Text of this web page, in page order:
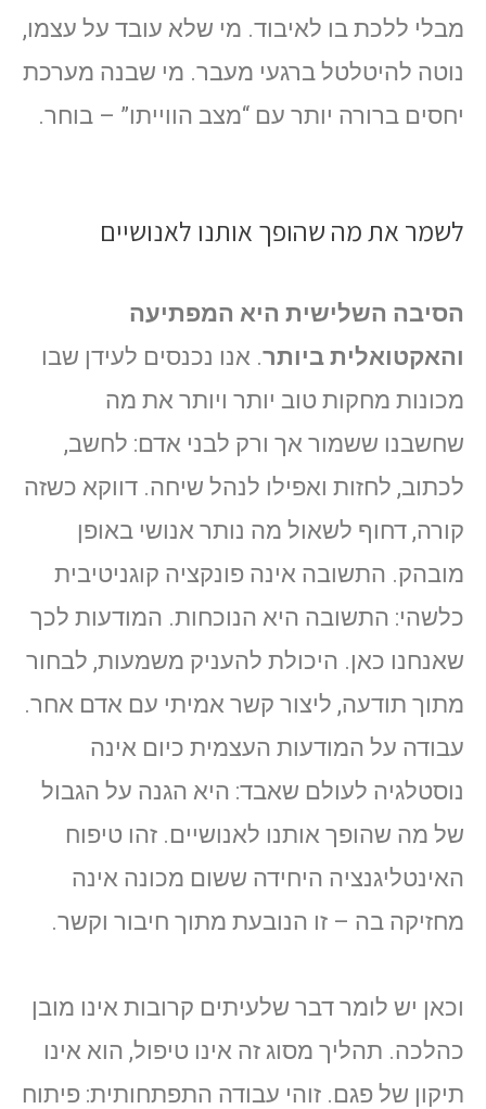
מבלי ללכת בו לאיבוד. מי שלא עובד על עצמו,
נוטה להיטלטל ברגעי מעבר. מי שבנה מערכת
יחסים ברורה יותר עם “מצב הווייתו” – בוחר.
לשמר את מה שהופך אותנו לאנושיים
הסיבה השלישית היא המפתיעה
והאקטואלית ביותר. אנו נכנסים לעידן שבו
מכונות מחקות טוב יותר ויותר את מה
שחשבנו ששמור אך ורק לבני אדם: לחשב,
לכתוב, לחזות ואפילו לנהל שיחה. דווקא כשזה
קורה, דחוף לשאול מה נותר אנושי באופן
מובהק. התשובה אינה פונקציה קוגניטיבית
כלשהי: התשובה היא הנוכחות. המודעות לכך
שאנחנו כאן. היכולת להעניק משמעות, לבחור
מתוך תודעה, ליצור קשר אמיתי עם אדם אחר.
עבודה על המודעות העצמית כיום אינה
נוסטלגיה לעולם שאבד: היא הגנה על הגבול
של מה שהופך אותנו לאנושיים. זהו טיפוח
האינטליגנציה היחידה ששום מכונה אינה
מחזיקה בה – זו הנובעת מתוך חיבור וקשר.
וכאן יש לומר דבר שלעיתים קרובות אינו מובן
כהלכה. תהליך מסוג זה אינו טיפול, הוא אינו
תיקון של פגם. זוהי עבודה התפתחותית: פיתוח